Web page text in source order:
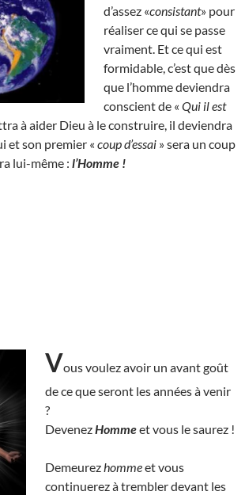
d’assez «consistant» pour
réaliser ce qui se passe
vraiment. Et ce qui est
formidable, c’est que dès
que l’homme deviendra
conscient de « Qui il est
à aider Dieu à le construire, il deviendra
et son premier « coup d’essai » sera un coup
lui-même : l’Homme !
Vous voulez avoir un avant goût
de ce que seront les années à venir
?
DevenezHommeet vous le saurez !
Demeurez hommeet vous
continuerez à trembler devant les